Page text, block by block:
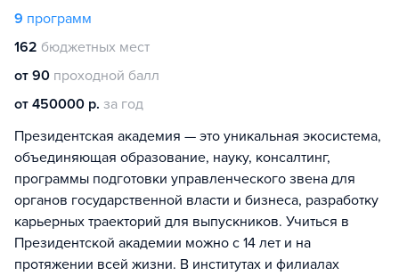
9 программ
162 бюджетных мест
от 90 проходной балл
от 450000 р. за год
Президентская академия — это уникальная экосистема,
объединяющая образование, науку, консалтинг,
программы подготовки управленческого звена для
органов государственной власти и бизнеса, разработку
карьерных траекторий для выпускников. Учиться в
Президентской академии можно с 14 лет и на
протяжении всей жизни. В институтах и филиалах